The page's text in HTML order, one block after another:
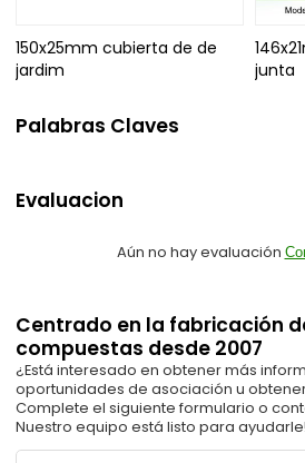
150x25mm cubierta de de
jardim
junta
Palabras Claves
Evaluacion
Aún no hay evaluación
Centrado en la fabricación
compuestas desde 2007
¿Está interesado en obtener más
oportunidades de asociación u
Complete el siguiente formulario o
Nuestro equipo está listo para ayudarle!